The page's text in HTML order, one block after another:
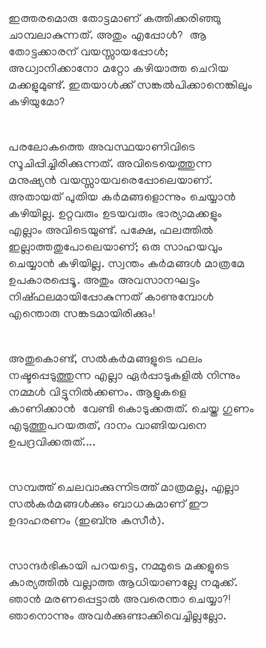
ഇത്തരമൊരു തോട്ടമാണ് കത്തിക്കരിഞ്ഞു
ചാമ്പലാകുന്നത്. അതും എപ്പോള്‍? ആ
തോട്ടക്കാരന് വയസ്സായപ്പോള്‍;
അധ്വാനിക്കാനോ മറ്റോ കഴിയാത്ത ചെറിയ
മക്കളുമുണ്ട്. ഇതയാള്‍ക്ക് സങ്കല്‍പിക്കാനെങ്കിലും
കഴിയുമോ?
പരലോകത്തെ അവസ്ഥയാണിവിടെ
സൂചിപ്പിച്ചിരിക്കുന്നത്. അവിടെയെത്തുന്ന
മനുഷ്യന്‍ വയസ്സായവരെപ്പോലെയാണ്.
അതായത് പുതിയ കര്‍മങ്ങളൊന്നും ചെയ്യാന്‍
കഴിയില്ല. ഉറ്റവരും ഉടയവരും ഭാര്യാമക്കളും
എല്ലാം അവിടെയുണ്ട്. പക്ഷേ, ഫലത്തില്‍
ഇല്ലാത്തതുപോലെയാണ്; ഒരു സാഹയവും
ചെയ്യാന്‍ കഴിയില്ല. സ്വന്തം കര്‍മങ്ങള്‍ മാത്രമേ
ഉപകാരപ്പെടൂ. അതും അവസാനഘട്ടം
നിഷ്ഫലമായിപ്പോകുന്നത് കാണുമ്പോള്‍
എന്തൊരു സങ്കടമായിരിക്കും!
അതുകൊണ്ട്, സല്‍കര്‍മങ്ങളുടെ ഫലം
നഷ്ടപ്പെടുത്തുന്ന എല്ലാ ഏര്‍പ്പാടുകളില്‍ നിന്നും
നമ്മള്‍ വിട്ടുനില്‍ക്കണം. ആളുകളെ
കാണിക്കാന്‍ വേണ്ടി കൊടുക്കരുത്. ചെയ്ത ഗുണം
എടുത്തുപറയരുത്, ദാനം വാങ്ങിയവനെ
ഉപദ്രവിക്കരുത്....
സമ്പത്ത് ചെലവാക്കുന്നിടത്ത് മാത്രമല്ല, എല്ലാ
സല്‍കര്‍മങ്ങള്‍ക്കും ബാധകമാണ് ഈ
ഉദാഹരണം (ഇബ്നു കസീര്‍).
സാന്ദര്‍ഭികായി പറയട്ടെ, നമ്മുടെ മക്കളുടെ
കാര്യത്തില്‍ വല്ലാത്ത ആധിയാണല്ലേ നമുക്ക്.
ഞാന്‍ മരണപ്പെട്ടാല്‍ അവരെന്താ ചെയ്യാ?!
ഞാനൊന്നും അവര്‍ക്കുണ്ടാക്കിവെച്ചില്ലല്ലോ.